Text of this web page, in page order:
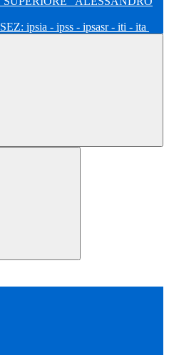
SEZ: ipsia - ipss - ipsasr - iti - ita